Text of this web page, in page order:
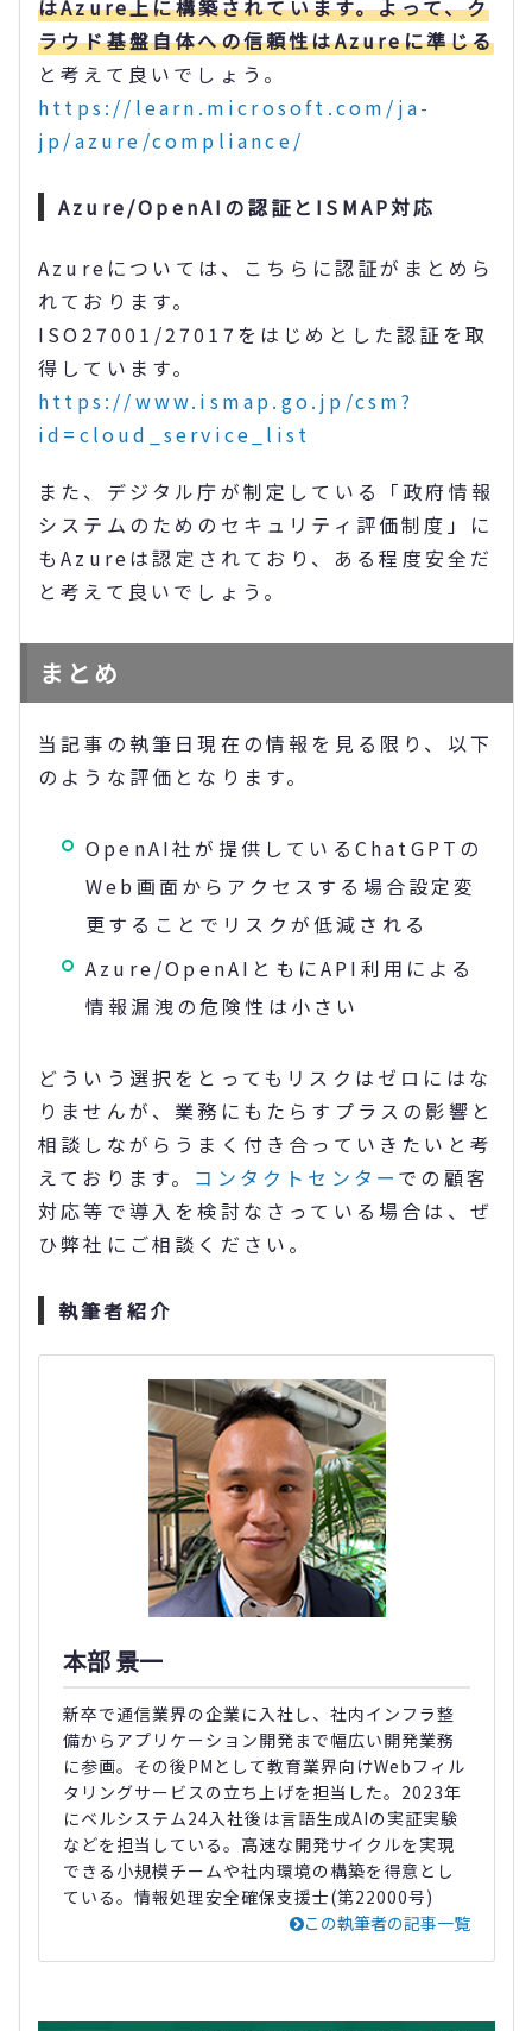
はAzure上に構築されています。よって、ク
ラウド基盤自体への信頼性はAzureに準じる
と考えて良いでしょう。
https://learn.microsoft.com/ja-
jp/azure/compliance/
Azure/OpenAIの認証とISMAP対応
Azureについては、こちらに認証がまとめら
れております。
ISO27001/27017をはじめとした認証を取
得しています。
https://www.ismap.go.jp/csm?
id=cloud_service_list
また、デジタル庁が制定している「政府情報
システムのためのセキュリティ評価制度」に
もAzureは認定されており、ある程度安全だ
と考えて良いでしょう。
まとめ
当記事の執筆日現在の情報を見る限り、以下
のような評価となります。
OpenAI社が提供しているChatGPTの
Web画面からアクセスする場合設定変
更することでリスクが低減される
Azure/OpenAIともにAPI利用による
情報漏洩の危険性は小さい
どういう選択をとってもリスクはゼロにはな
りませんが、業務にもたらすプラスの影響と
相談しながらうまく付き合っていきたいと考
えております。 コンタクトセンター での顧客
対応等で導入を検討なさっている場合は、ぜ
ひ弊社にご相談ください。
執筆者紹介
本部 景一
新卒で通信業界の企業に入社し、社内インフラ整
備からアプリケーション開発まで幅広い開発業務
に参画。その後PMとして教育業界向けWebフィル
タリングサービスの立ち上げを担当した。2023年
にベルシステム24入社後は言語生成AIの実証実験
などを担当している。高速な開発サイクルを実現
できる小規模チームや社内環境の構築を得意とし
ている。情報処理安全確保支援士(第22000号)
この執筆者の記事一覧